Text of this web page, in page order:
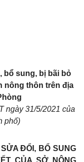
sung, bị bãi bỏ
nông thôn trên địa
ngày31/5/2021 của
phố)
ĐỔI, BỔ SUNG
CỦA SỞ NÔNG